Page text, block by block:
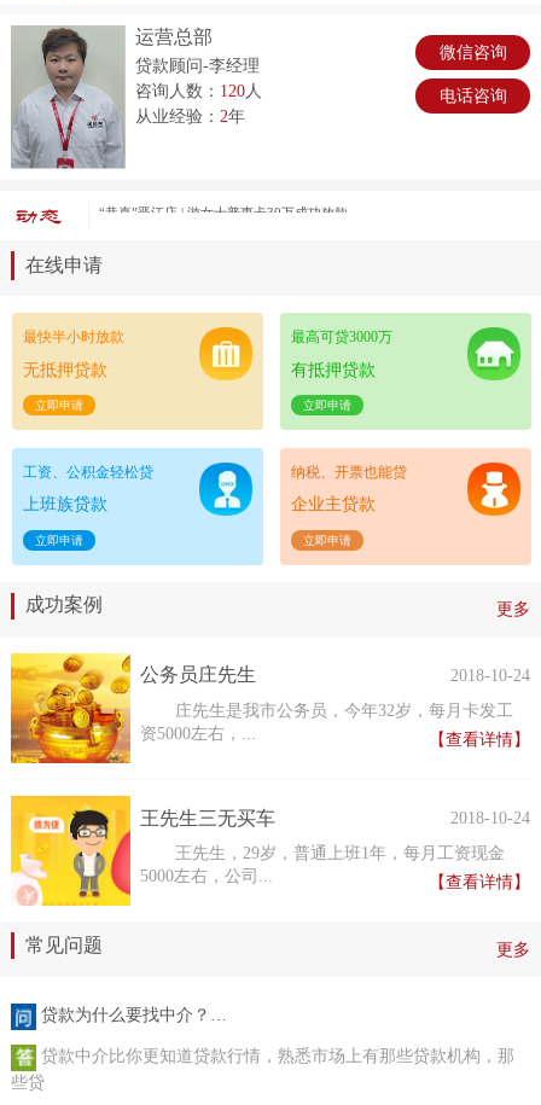
运营总部
贷款顾问-李经理
咨询人数： 120人
从业经验： 2年
微信咨询
电话咨询
“恭喜”晋江店 | 游女士普惠卡30万成功放款
在线申请
最快半小时放款
无抵押贷款
立即申请
最高可贷3000万
有抵押贷款
立即申请
工资、公积金轻松贷
上班族贷款
立即申请
纳税、开票也能贷
企业主贷款
立即申请
成功案例 更多
公务员庄先生
2018-10-24
庄先生是我市公务员，今年32岁，每月卡发工
资5000左右，...
【查看详情】
王先生三无买车
2018-10-24
王先生，29岁，普通上班1年，每月工资现金
5000左右，公司...
【查看详情】
常见问题 更多
贷款为什么要找中介？…
贷款中介比你更知道贷款行情，熟悉市场上有那些贷款机构，那
些贷